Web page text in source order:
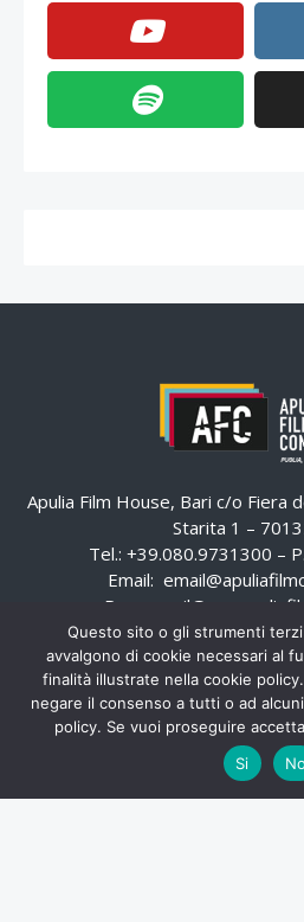
Apulia Film House, Bari c/o Fiera
Starita 1 –
Tel.: +39.080.9731300 –
Email:
Pec:
Questo sito o gli strumenti
avvalgono di cookie necessari al
finalità illustrate nella cookie
negare il consenso a tutti o ad
policy. Se vuoi proseguire
Si
No